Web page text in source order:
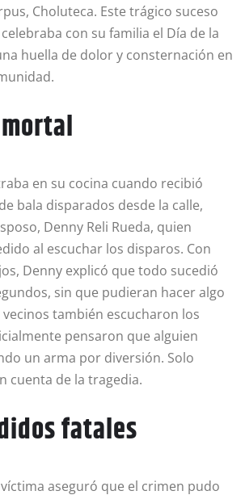
Choluteca. Este trágico suceso
con su familia el Día de la
huella de dolor y consternación en
en su cocina cuando recibió
bala disparados desde la calle,
Denny Reli Rueda, quien
al escuchar los disparos. Con
Denny explicó que todo sucedió
sin que pudieran hacer algo
también escucharon los
pensaron que alguien
un arma por diversión. Solo
cuenta de la tragedia.
fatales
aseguró que el crimen pudo